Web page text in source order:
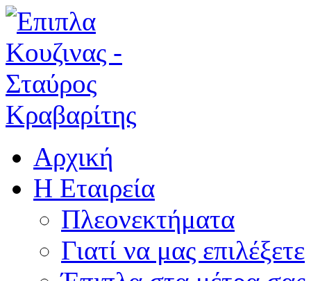
Αρχική
Η Εταιρεία
Πλεονεκτήματα
Γιατί να μας επιλέξετε